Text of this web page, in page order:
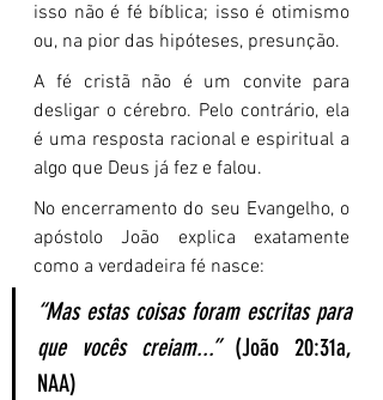
isso não é fé bíblica; isso é otimismo
ou, na pior das hipóteses, presunção.
A fé cristã não é um convite para
desligar o cérebro. Pelo contrário, ela
é uma resposta racional e espiritual a
algo que Deus já fez e falou.
No encerramento do seu Evangelho, o
apóstolo João explica exatamente
como a verdadeira fé nasce:
“Mas estas coisas foram escritas para
que vocês creiam...” (João 20:31a,
NAA)